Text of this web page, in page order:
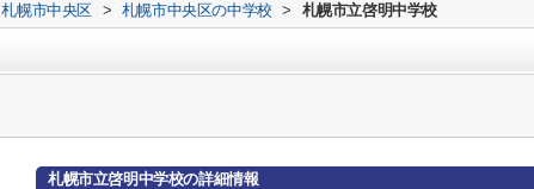
札幌市中央区 > 札幌市中央区の中学校 > 札幌市立啓明中学校
札幌市立啓明中学校の詳細情報